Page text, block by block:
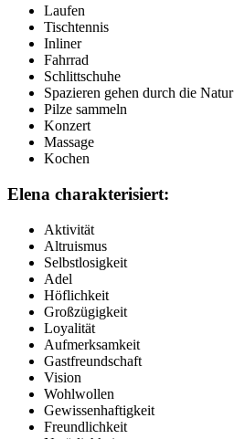
Laufen
Tischtennis
Inliner
Fahrrad
Schlittschuhe
Spazieren gehen durch die Natur
Pilze sammeln
Konzert
Massage
Kochen
Elena charakterisiert:
Aktivität
Altruismus
Selbstlosigkeit
Adel
Höflichkeit
Großzügigkeit
Loyalität
Aufmerksamkeit
Gastfreundschaft
Vision
Wohlwollen
Gewissenhaftigkeit
Freundlichkeit